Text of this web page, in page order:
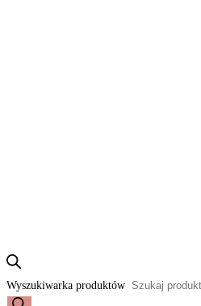
Wyszukiwarka produktów